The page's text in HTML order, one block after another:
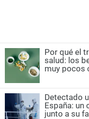
Por qué el
salud: los
muy pocos
Detectado
España: un
junto a su